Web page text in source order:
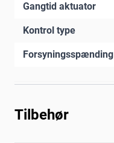
Gangtid aktuator
Kontrol type
Forsyningsspænding
Tilbehør